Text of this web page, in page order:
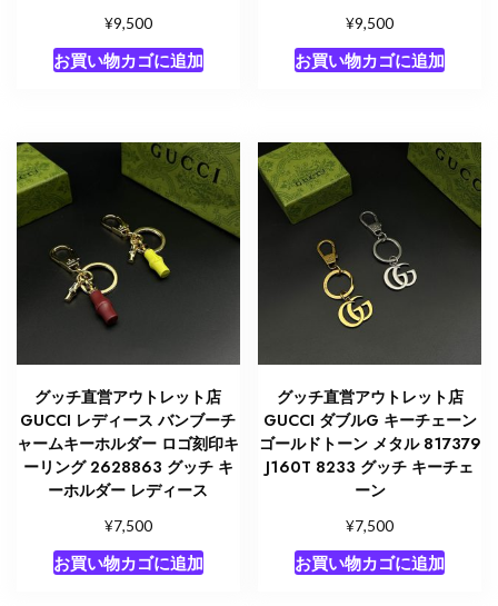
¥9,500
お買い物カゴに追加
¥9,500
お買い物カゴに追加
グッチ直営アウトレット店
GUCCI レディース バンブーチ
ャームキーホルダー ロゴ刻印キ
ーリング 2628863 グッチ キ
ーホルダー レディース
¥7,500
お買い物カゴに追加
グッチ直営アウトレット店
GUCCI ダブルG キーチェーン
ゴールドトーン メタル 817379
J160T 8233 グッチ キーチェ
ーン
¥7,500
お買い物カゴに追加